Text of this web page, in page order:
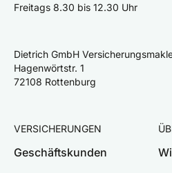
Freitags 8.30 bis 12.30 Uhr
Dietrich GmbH
Hagenwörtstr. 1
72108 Rottenburg
VERSICHERUNGEN
Geschäftskunden